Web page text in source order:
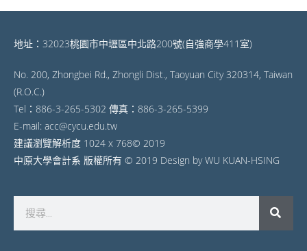
地址：32023桃園市中壢區中北路200號(自強商學411室)
No. 200, Zhongbei Rd., Zhongli Dist., Taoyuan City 320314, Taiwan
(R.O.C.)
Tel：886-3-265-5302 傳真：886-3-265-5399
E-mail: acc@cycu.edu.tw
建議瀏覽解析度 1024 x 768© 2019
中原大學會計系 版權所有 © 2019 Design by WU KUAN-HSING